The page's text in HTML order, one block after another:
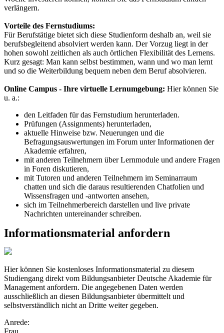
verlängern.
Vorteile des Fernstudiums:
Für Berufstätige bietet sich diese Studienform deshalb an, weil sie
berufsbegleitend absolviert werden kann. Der Vorzug liegt in der
hohen sowohl zeitlichen als auch örtlichen Flexibilität des Lernens.
Kurz gesagt: Man kann selbst bestimmen, wann und wo man lernt
und so die Weiterbildung bequem neben dem Beruf absolvieren.
Online Campus - Ihre virtuelle Lernumgebung: Hier können Sie
u. a.:
den Leitfaden für das Fernstudium herunterladen.
Prüfungen (Assignments) herunterladen,
aktuelle Hinweise bzw. Neuerungen und die
Befragungsauswertungen im Forum unter Informationen der
Akademie erfahren,
mit anderen Teilnehmern über Lernmodule und andere Fragen
in Foren diskutieren,
mit Tutoren und anderen Teilnehmern im Seminarraum
chatten und sich die daraus resultierenden Chatfolien und
Wissensfragen und -antworten ansehen,
sich im Teilnehmerbereich darstellen und live private
Nachrichten untereinander schreiben.
Informationsmaterial anfordern
Hier können Sie kostenloses Informationsmaterial zu diesem
Studiengang direkt vom Bildungsanbieter Deutsche Akademie für
Management anfordern. Die angegebenen Daten werden
ausschließlich an diesen Bildungsanbieter übermittelt und
selbstverständlich nicht an Dritte weiter gegeben.
Anrede:
Frau